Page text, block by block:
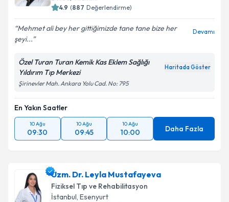
4.9 (887 Değerlendirme)
Mehmet ali bey her gittiğimizde tane tane bize her
şeyi...
Devamı
Özel Turan Turan Kemik Kas Eklem Sağlığı
Yıldırım Tıp Merkezi
Haritada Göster
Şirinevler Mah. Ankara Yolu Cad. No: 795
En Yakın Saatler
10 Ağu
09:30
10 Ağu
09:45
10 Ağu
10:00 Daha Fazla
Uzm. Dr. Leyla Mustafayeva
Fiziksel Tıp ve Rehabilitasyon
İstanbul, Esenyurt